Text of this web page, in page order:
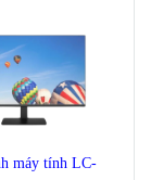
máy tính LC-